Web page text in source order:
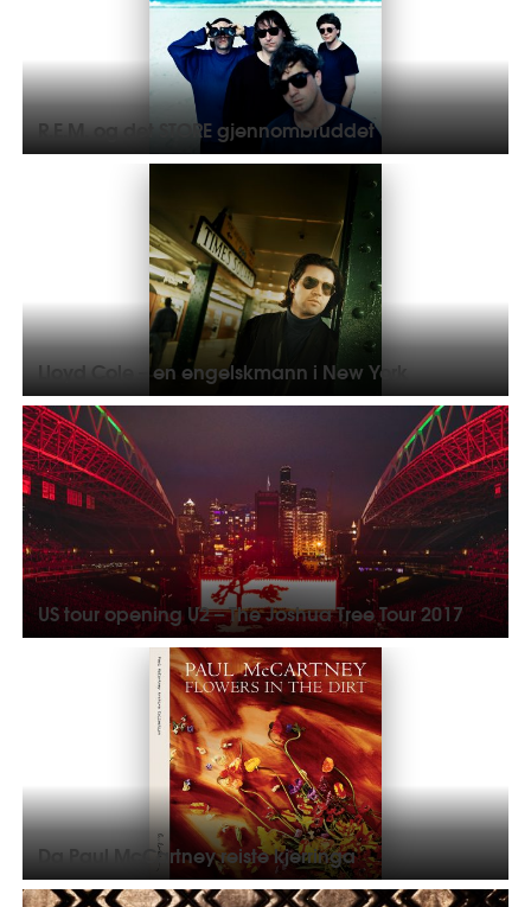
R.E.M. og det STORE gjennombruddet
Lloyd Cole – en engelskmann i New York
US tour opening U2 – The Joshua Tree Tour 2017
Da Paul McCartney reiste kjerringa